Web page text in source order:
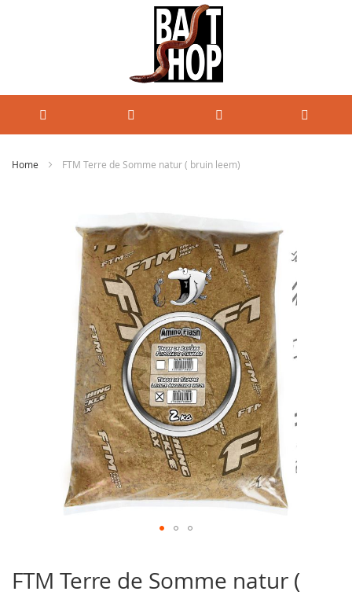
Home FTM Terre de Somme natur ( bruin leem)
afbeeldingen-
het
FTM Terre de Somme natur (